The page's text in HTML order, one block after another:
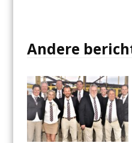
Andere